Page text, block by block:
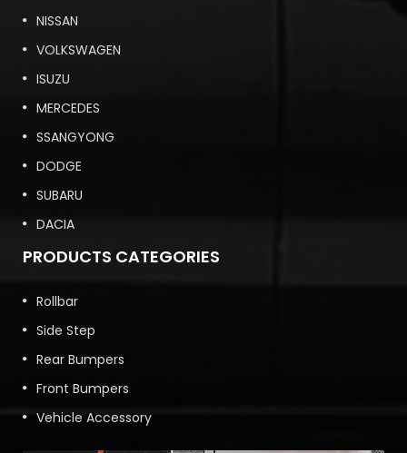
NISSAN
VOLKSWAGEN
ISUZU
MERCEDES
SSANGYONG
DODGE
SUBARU
DACIA
PRODUCTS CATEGORIES
Rollbar
Side Step
Rear Bumpers
Front Bumpers
Vehicle Accessory